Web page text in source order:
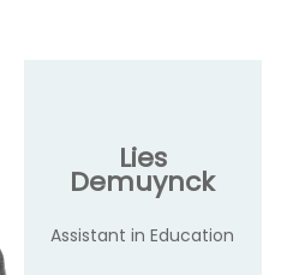
Lies
Demuynck
Assistant in Education